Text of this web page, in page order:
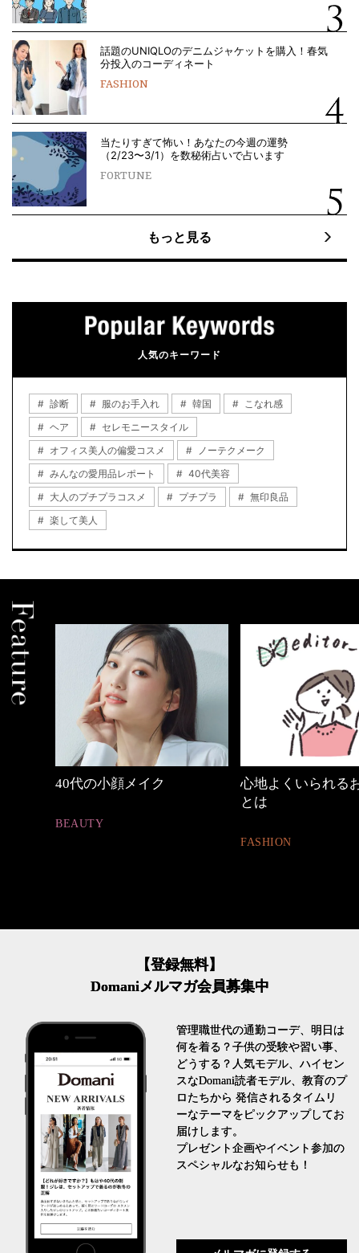
話題のUNIQLOのデニムジャケットを購入！春気
分投入のコーディネート
FASHION
当たりすぎて怖い！あなたの今週の運勢
（2/23〜3/1）を数秘術占いで占います
FORTUNE
もっと見る
人気のキーワード
診断 服のお手入れ 韓国
こなれ感
ヘア
セレモニースタイル
オフィス美人の偏愛コスメ
ノーテクメーク
みんなの愛用品レポート
40代美容
大人のプチプラコスメ
プチプラ
無印良品
楽して美人
40代の小顔メイク
BEAUTY
心地よくいられる
とは
FASHION
【登録無料】
Domaniメルマガ会員募集中
管理職世代の通勤コーデ、明日は
何を着る？子供の受験や習い事、
どうする？人気モデル、ハイセン
スなDomani読者モデル、教育のプ
ロたちから 発信されるタイムリ
ーなテーマをピックアップしてお
届けします。
プレゼント企画やイベント参加の
スペシャルなお知らせも！